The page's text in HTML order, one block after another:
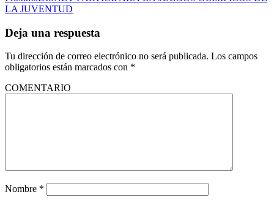
LA JUVENTUD
Deja una respuesta
Tu dirección de correo electrónico no será publicada. Los campos
obligatorios están marcados con *
COMENTARIO
Nombre *